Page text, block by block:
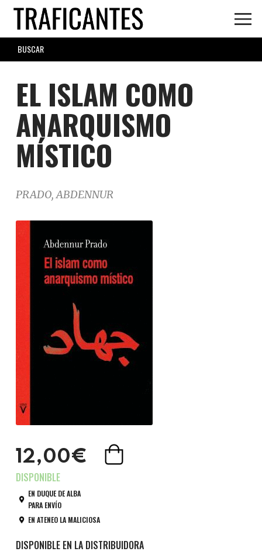
Skip
main
content
SEARCH
FORM
EL ISLAM COMO
ANARQUISMO
MÍSTICO
PRADO, ABDENNUR
12,00€
EN DUQUE DE ALBA
PARA ENVÍO
EN ATENEO LA MALICIOSA